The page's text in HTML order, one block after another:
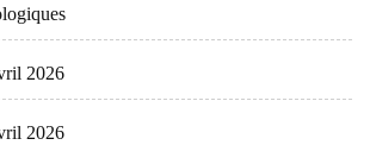
2026
2026